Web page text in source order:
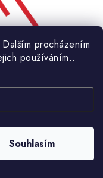
procházením
používáním..
Souhlasím